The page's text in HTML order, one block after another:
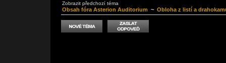
Zobrazit předchozí téma
Obsah fóra Asterion Auditorium ~ Obloha z listí a